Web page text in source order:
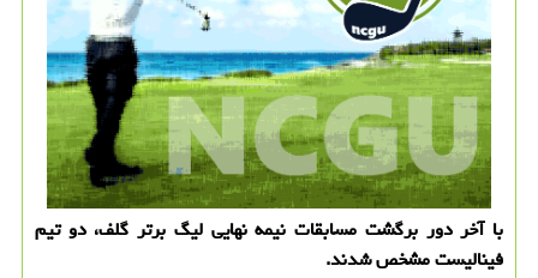
با آخر دور برگشت مسابقات نیمه نهایی لیگ برتر گلف، دو تیم
فینالیست مشخص شدند.